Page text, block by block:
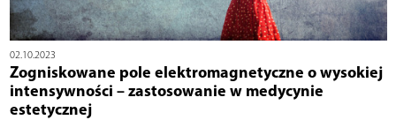
02.10.2023
Zogniskowane pole elektromagnetyczne o wysokiej
intensywności – zastosowanie w medycynie
estetycznej